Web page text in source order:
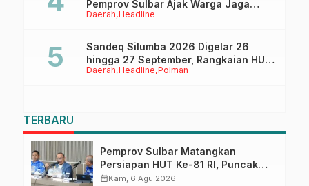
Daerah Headline
Pemprov Sulbar Ajak Warga Jaga
Ruang Digital
Daerah Headline Polman
Sandeq Silumba 2026 Digelar 26
hingga 27 September, Rangkaian HUT
Sulbar
TERBARU
Pemprov Sulbar Matangkan
Persiapan HUT Ke-81 RI, Puncak
Upacara di Lapangan Ahmad
calendar_monthKam, 6 Agu 2026